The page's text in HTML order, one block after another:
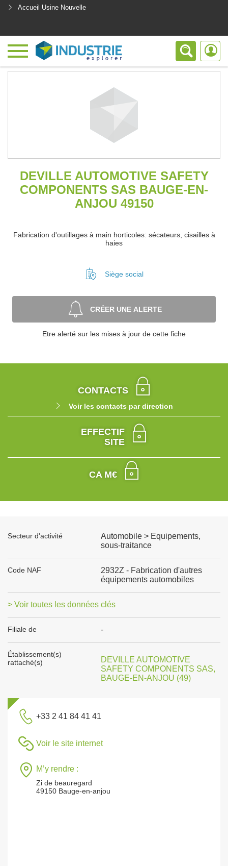
Accueil Usine Nouvelle
DEVILLE AUTOMOTIVE SAFETY
COMPONENTS SAS BAUGE-EN-
ANJOU 49150
Fabrication d'outillages à main horticoles: sécateurs, cisailles à
haies
Siège social
CRÉER UNE ALERTE
Etre alerté sur les mises à jour de cette fiche
CONTACTS
Voir les contacts par direction
EFFECTIF
SITE
CA M€
Secteur d'activité
Automobile > Equipements,
sous-traitance
Code NAF
2932Z - Fabrication d'autres
équipements automobiles
> Voir toutes les données clés
Filiale de -
Établissement(s)
rattaché(s)
DEVILLE AUTOMOTIVE
SAFETY COMPONENTS SAS,
BAUGE-EN-ANJOU (49)
+33 2 41 84 41 41
Voir le site internet
M’y rendre :
Zi de beauregard
49150 Bauge-en-anjou